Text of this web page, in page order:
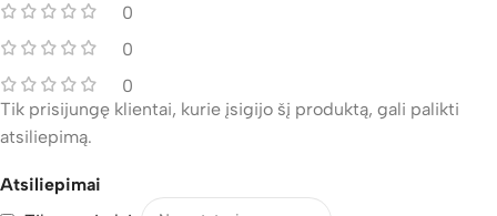
0
0
0
Atsiliepimai
Tik prisijungę klientai, kurie įsigijo šį produktą, gali palikti
atsiliepimą.